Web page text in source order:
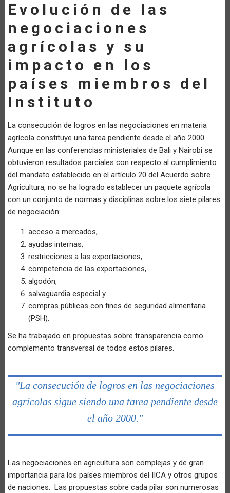
Evolución de las
negociaciones
agrícolas y su
impacto en los
países miembros del
Instituto
La consecución de logros en las negociaciones en materia
agrícola constituye una tarea pendiente desde el año 2000.
Aunque en las conferencias ministeriales de Bali y Nairobi se
obtuvieron resultados parciales con respecto al cumplimiento
del mandato establecido en el artículo 20 del Acuerdo sobre
Agricultura, no se ha logrado establecer un paquete agrícola
con un conjunto de normas y disciplinas sobre los siete pilares
de negociación:
acceso a mercados,
ayudas internas,
restricciones a las exportaciones,
competencia de las exportaciones,
algodón,
salvaguardia especial y
compras públicas con fines de seguridad alimentaria
(PSH).
Se ha trabajado en propuestas sobre transparencia como
complemento transversal de todos estos pilares.
"La consecución de logros en las negociaciones
agrícolas sigue siendo una tarea pendiente desde
el año 2000."
Las negociaciones en agricultura son complejas y de gran
importancia para los países miembros del IICA y otros grupos
de naciones. Las propuestas sobre cada pilar son numerosas